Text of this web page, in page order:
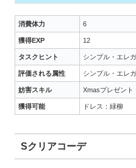
消費体力 6
獲得EXP 12
タスクヒント シンプル・エレ
評価される属性 シンプル・エレ
妨害スキル Xmasプレゼント
獲得可能 ドレス：緑柳
Sクリアコーデ